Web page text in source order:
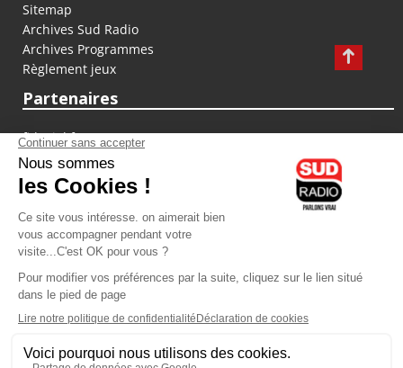
Sitemap
Archives Sud Radio
Archives Programmes
Règlement jeux
Partenaires
fiducial.fr
lyoncapitale.fr
olympique-et-lyonnais.com
L'application Iphone / Android
Téléchargez l'application
Les cookies
Gestion des cookies